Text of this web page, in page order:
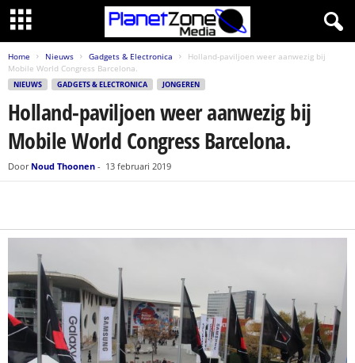
Home Nieuws Gadgets & Electronica
Holland-paviljoen weer aanwezig bij
Mobile World Congress Barcelona.
NIEUWS GADGETS & ELECTRONICA JONGEREN
Holland-paviljoen weer aanwezig bij
Mobile World Congress Barcelona.
Door Noud Thoonen - 13 februari 2019